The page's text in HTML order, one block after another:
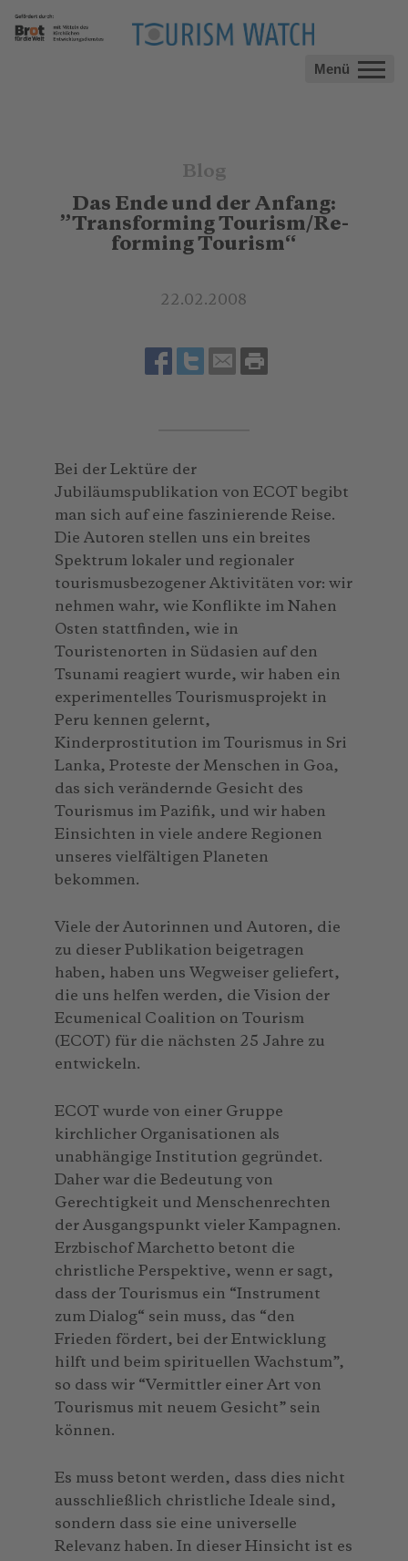
Menü
Blog
Das Ende und der Anfang:
”Transforming Tourism/Re-
forming Tourism“
22.02.2008
Bei der Lektüre der
Jubiläumspublikation von ECOT begibt
man sich auf eine faszinierende Reise.
Die Autoren stellen uns ein breites
Spektrum lokaler und regionaler
tourismusbezogener Aktivitäten vor: wir
nehmen wahr, wie Konflikte im Nahen
Osten stattfinden, wie in
Touristenorten in Südasien auf den
Tsunami reagiert wurde, wir haben ein
experimentelles Tourismusprojekt in
Peru kennen gelernt,
Kinderprostitution im Tourismus in Sri
Lanka, Proteste der Menschen in Goa,
das sich verändernde Gesicht des
Tourismus im Pazifik, und wir haben
Einsichten in viele andere Regionen
unseres vielfältigen Planeten
bekommen.
Viele der Autorinnen und Autoren, die
zu dieser Publikation beigetragen
haben, haben uns Wegweiser geliefert,
die uns helfen werden, die Vision der
Ecumenical Coalition on Tourism
(ECOT) für die nächsten 25 Jahre zu
entwickeln.
ECOT wurde von einer Gruppe
kirchlicher Organisationen als
unabhängige Institution gegründet.
Daher war die Bedeutung von
Gerechtigkeit und Menschenrechten
der Ausgangspunkt vieler Kampagnen.
Erzbischof Marchetto betont die
christliche Perspektive, wenn er sagt,
dass der Tourismus ein “Instrument
zum Dialog“ sein muss, das “den
Frieden fördert, bei der Entwicklung
hilft und beim spirituellen Wachstum”,
so dass wir “Vermittler einer Art von
Tourismus mit neuem Gesicht” sein
können.
Es muss betont werden, dass dies nicht
ausschließlich christliche Ideale sind,
sondern dass sie eine universelle
Relevanz haben. In dieser Hinsicht ist es